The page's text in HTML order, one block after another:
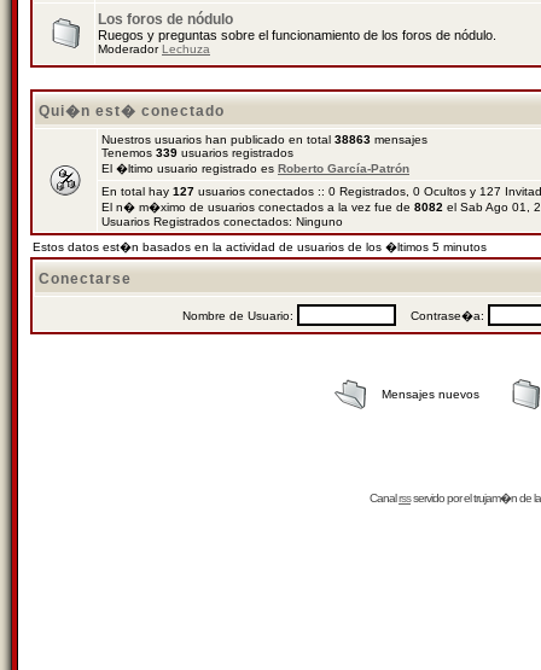
Los foros de nódulo
Ruegos y preguntas sobre el funcionamiento de los foros de nódulo.
ModeradorLechuza
Qui�n est� conectado
Nuestros usuarios han publicado en total 38863 mensajes
Tenemos 339 usuarios registrados
El �ltimo usuario registrado es Roberto García-Patrón
En total hay 127 usuarios conectados :: 0 Registrados, 0 Ocultos y 127
El n� m�ximo de usuarios conectados a la vez fue de 8082 el Sab Ago 01,
Usuarios Registrados conectados: Ninguno
Estos datos est�n basados en la actividad de usuarios de los �ltimos 5 minutos
Conectarse
Nombre de Usuario: Contrase�a:
Mensajes nuevos
Canalrssservido por eltrujam�nde